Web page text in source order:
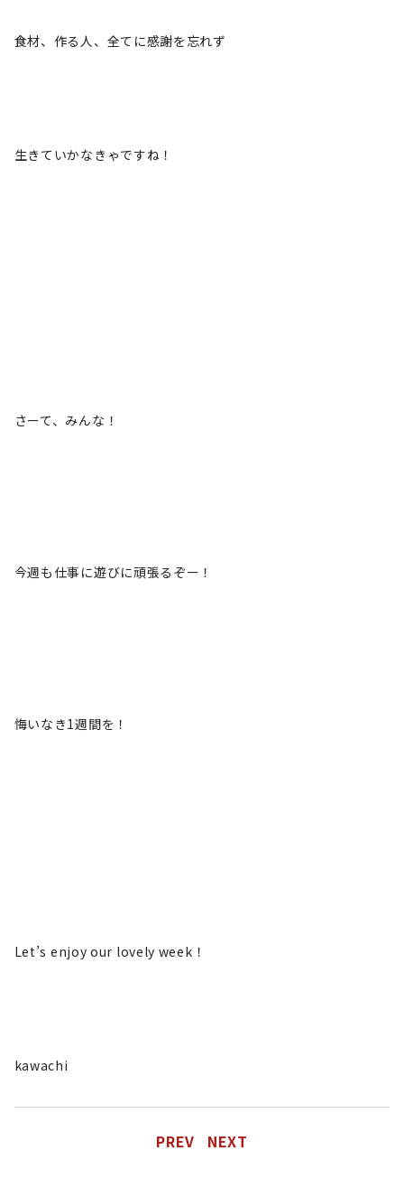
食材、作る人、全てに感謝を忘れず
生きていかなきゃですね！
さーて、みんな！
今週も仕事に遊びに頑張るぞー！
悔いなき1週間を！
Let’s enjoy our lovely week！
kawachi
PREV NEXT